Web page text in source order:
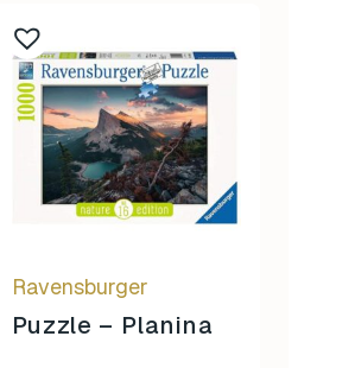
Ravensburger
Puzzle – Planina